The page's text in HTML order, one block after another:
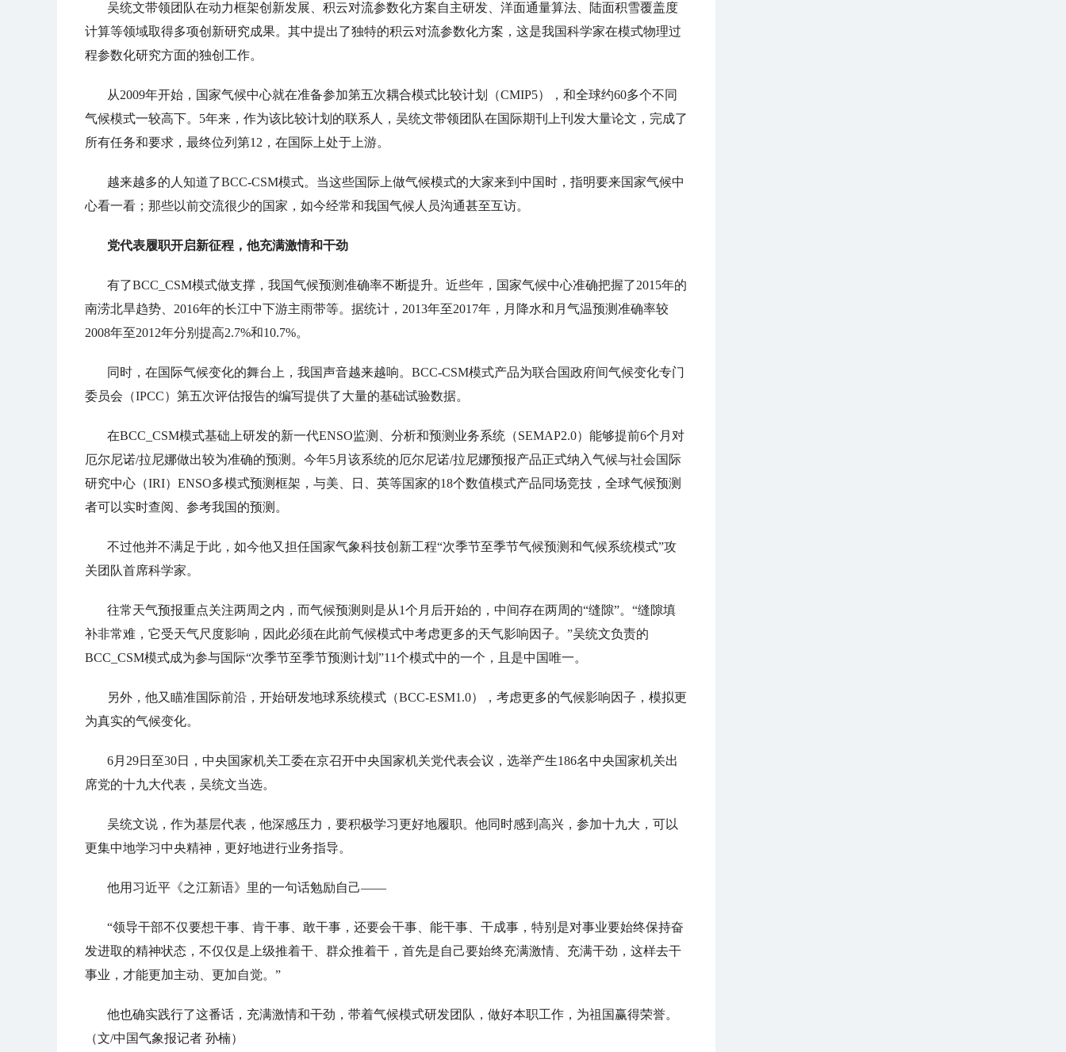
吴统文带领团队在动力框架创新发展、积云对流参数化方案自主研发、洋面通量算法、陆面积雪覆盖度
计算等领域取得多项创新研究成果。其中提出了独特的积云对流参数化方案，这是我国科学家在模式物理过
程参数化研究方面的独创工作。
从2009年开始，国家气候中心就在准备参加第五次耦合模式比较计划（CMIP5），和全球约60多个不同
气候模式一较高下。5年来，作为该比较计划的联系人，吴统文带领团队在国际期刊上刊发大量论文，完成了
所有任务和要求，最终位列第12，在国际上处于上游。
越来越多的人知道了BCC-CSM模式。当这些国际上做气候模式的大家来到中国时，指明要来国家气候中
心看一看；那些以前交流很少的国家，如今经常和我国气候人员沟通甚至互访。
党代表履职开启新征程，他充满激情和干劲
有了BCC_CSM模式做支撑，我国气候预测准确率不断提升。近些年，国家气候中心准确把握了2015年的
南涝北旱趋势、2016年的长江中下游主雨带等。据统计，2013年至2017年，月降水和月气温预测准确率较
2008年至2012年分别提高2.7%和10.7%。
同时，在国际气候变化的舞台上，我国声音越来越响。BCC-CSM模式产品为联合国政府间气候变化专门
委员会（IPCC）第五次评估报告的编写提供了大量的基础试验数据。
在BCC_CSM模式基础上研发的新一代ENSO监测、分析和预测业务系统（SEMAP2.0）能够提前6个月对
厄尔尼诺/拉尼娜做出较为准确的预测。今年5月该系统的厄尔尼诺/拉尼娜预报产品正式纳入气候与社会国际
研究中心（IRI）ENSO多模式预测框架，与美、日、英等国家的18个数值模式产品同场竞技，全球气候预测
者可以实时查阅、参考我国的预测。
不过他并不满足于此，如今他又担任国家气象科技创新工程“次季节至季节气候预测和气候系统模式”攻
关团队首席科学家。
往常天气预报重点关注两周之内，而气候预测则是从1个月后开始的，中间存在两周的“缝隙”。“缝隙填
补非常难，它受天气尺度影响，因此必须在此前气候模式中考虑更多的天气影响因子。”吴统文负责的
BCC_CSM模式成为参与国际“次季节至季节预测计划”11个模式中的一个，且是中国唯一。
另外，他又瞄准国际前沿，开始研发地球系统模式（BCC-ESM1.0），考虑更多的气候影响因子，模拟更
为真实的气候变化。
6月29日至30日，中央国家机关工委在京召开中央国家机关党代表会议，选举产生186名中央国家机关出
席党的十九大代表，吴统文当选。
吴统文说，作为基层代表，他深感压力，要积极学习更好地履职。他同时感到高兴，参加十九大，可以
更集中地学习中央精神，更好地进行业务指导。
他用习近平《之江新语》里的一句话勉励自己——
“领导干部不仅要想干事、肯干事、敢干事，还要会干事、能干事、干成事，特别是对事业要始终保持奋
发进取的精神状态，不仅仅是上级推着干、群众推着干，首先是自己要始终充满激情、充满干劲，这样去干
事业，才能更加主动、更加自觉。”
他也确实践行了这番话，充满激情和干劲，带着气候模式研发团队，做好本职工作，为祖国赢得荣誉。
（文/中国气象报记者 孙楠）